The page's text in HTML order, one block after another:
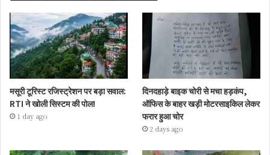
मसूरी टूरिस्ट रजिस्ट्रेशन पर बड़ा सवाल:
RTI ने खोली सिस्टम की पोल!
1 day ago
दिनदहाड़े बाइक चोरी से मचा हड़कंप,
ऑफिस के बाहर खड़ी मोटरसाइकिल लेकर
फरार हुआ चोर
2 days ago